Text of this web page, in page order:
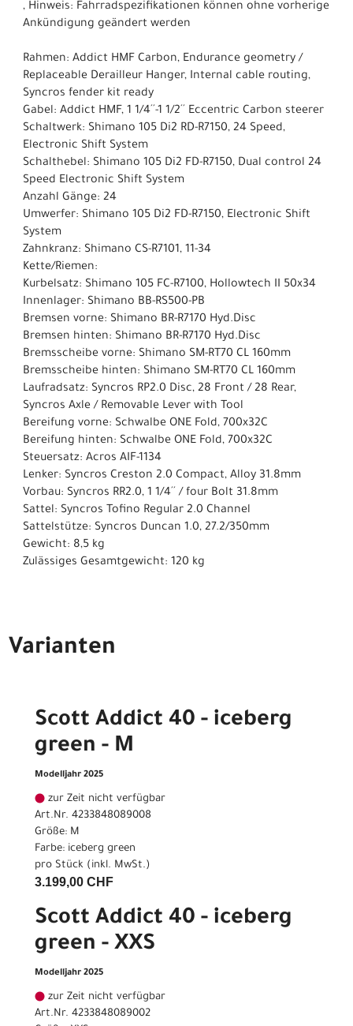
, Hinweis: Fahrradspezifikationen können ohne vorherige
Ankündigung geändert werden
Rahmen: Addict HMF Carbon, Endurance geometry /
Replaceable Derailleur Hanger, Internal cable routing,
Syncros fender kit ready
Gabel: Addict HMF, 1 1/4´´-1 1/2´´ Eccentric Carbon steerer
Schaltwerk: Shimano 105 Di2 RD-R7150, 24 Speed,
Electronic Shift System
Schalthebel: Shimano 105 Di2 FD-R7150, Dual control 24
Speed Electronic Shift System
Anzahl Gänge: 24
Umwerfer: Shimano 105 Di2 FD-R7150, Electronic Shift
System
Zahnkranz: Shimano CS-R7101, 11-34
Kette/Riemen:
Kurbelsatz: Shimano 105 FC-R7100, Hollowtech II 50x34
Innenlager: Shimano BB-RS500-PB
Bremsen vorne: Shimano BR-R7170 Hyd.Disc
Bremsen hinten: Shimano BR-R7170 Hyd.Disc
Bremsscheibe vorne: Shimano SM-RT70 CL 160mm
Bremsscheibe hinten: Shimano SM-RT70 CL 160mm
Laufradsatz: Syncros RP2.0 Disc, 28 Front / 28 Rear,
Syncros Axle / Removable Lever with Tool
Bereifung vorne: Schwalbe ONE Fold, 700x32C
Bereifung hinten: Schwalbe ONE Fold, 700x32C
Steuersatz: Acros AIF-1134
Lenker: Syncros Creston 2.0 Compact, Alloy 31.8mm
Vorbau: Syncros RR2.0, 1 1/4´´ / four Bolt 31.8mm
Sattel: Syncros Tofino Regular 2.0 Channel
Sattelstütze: Syncros Duncan 1.0, 27.2/350mm
Gewicht: 8,5 kg
Zulässiges Gesamtgewicht: 120 kg
Varianten
Scott Addict 40 - iceberg
green - M
Modelljahr 2025
zur Zeit nicht verfügbar
Art.Nr. 4233848089008
Größe: M
Farbe: iceberg green
pro Stück (inkl. MwSt.)
3.199,00 CHF
Scott Addict 40 - iceberg
green - XXS
Modelljahr 2025
zur Zeit nicht verfügbar
Art.Nr. 4233848089002